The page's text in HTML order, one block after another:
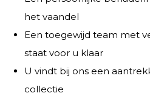
het vaandel
Een toegewijd team met
staat voor u klaar
U vindt bij ons een
collectie